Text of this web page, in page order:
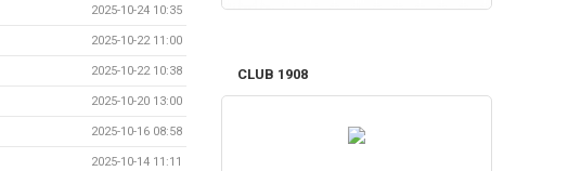
2025-10-24 10:35
2025-10-22 11:00
2025-10-22 10:38
2025-10-20 13:00
2025-10-16 08:58
2025-10-14 11:11
CLUB 1908